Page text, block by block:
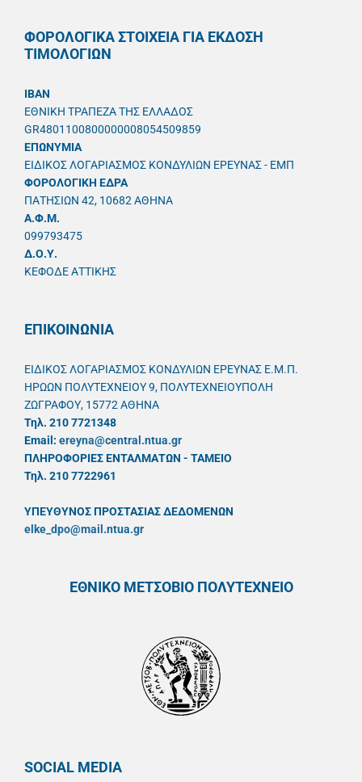
ΦΟΡΟΛΟΓΙΚΑ ΣΤΟΙΧΕΙΑ ΓΙΑ ΕΚΔΟΣΗ
ΤΙΜΟΛΟΓΙΩΝ
IBAN
ΕΘΝΙΚΗ ΤΡΑΠΕΖΑ ΤΗΣ ΕΛΛΑΔΟΣ
GR4801100800000008054509859
ΕΠΩΝΥΜΙΑ
ΕΙΔΙΚΟΣ ΛΟΓΑΡΙΑΣΜΟΣ ΚΟΝΔΥΛΙΩΝ ΕΡΕΥΝΑΣ - ΕΜΠ
ΦΟΡΟΛΟΓΙΚΗ ΕΔΡΑ
ΠΑΤΗΣΙΩΝ 42, 10682 ΑΘΗΝΑ
A.Φ.Μ.
099793475
Δ.Ο.Υ.
ΚΕΦΟΔΕ ΑΤΤΙΚΗΣ
ΕΠΙΚΟΙΝΩΝΙΑ
ΕΙΔΙΚΟΣ ΛΟΓΑΡΙΑΣΜΟΣ ΚΟΝΔΥΛΙΩΝ ΕΡΕΥΝΑΣ Ε.Μ.Π.
ΗΡΩΩΝ ΠΟΛΥΤΕΧΝΕΙΟΥ 9, ΠΟΛΥΤΕΧΝΕΙΟΥΠΟΛΗ
ΖΩΓΡΑΦΟΥ, 15772 ΑΘΗΝΑ
Τηλ. 210 7721348
Email: ereyna@central.ntua.gr
ΠΛΗΡΟΦΟΡΙΕΣ ΕΝΤΑΛΜΑΤΩΝ - ΤΑΜΕΙΟ
Τηλ. 210 7722961
ΥΠΕΥΘYΝΟΣ ΠΡΟΣΤΑΣΙΑΣ ΔΕΔΟΜΕΝΩΝ
elke_dpo@mail.ntua.gr
ΕΘΝΙΚΟ ΜΕΤΣΟΒΙΟ ΠΟΛΥΤΕΧΝΕΙΟ
SOCIAL MEDIA